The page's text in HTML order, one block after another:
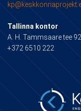
Tallinna kontor
A. H. Tammsaare tee
+372 6510 222